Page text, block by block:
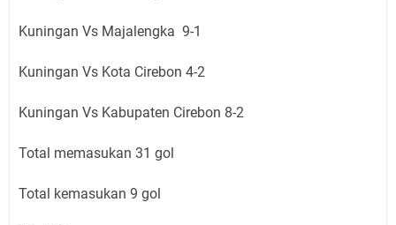
Kuningan Vs Majalengka 9-1
Kuningan Vs Kota Cirebon 4-2
Kuningan Vs Kabupaten Cirebon 8-2
Total memasukan 31 gol
Total kemasukan 9 gol